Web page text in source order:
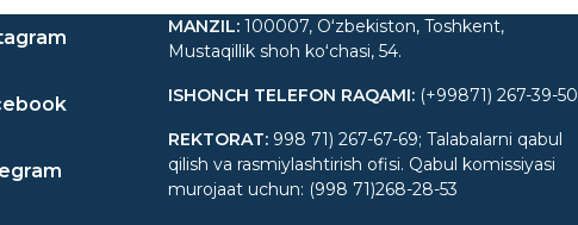
MANZIL: 100007, Oʻzbekiston, Toshkent,
Mustaqillik shoh koʻchasi, 54.
ISHONCH TELEFON RAQAMI: (+99871) 267-39-50
REKTORAT: 998 71) 267-67-69; Talabalarni qabul
qilish va rasmiylashtirish ofisi. Qabul komissiyasi
murojaat uchun: (998 71)268-28-53